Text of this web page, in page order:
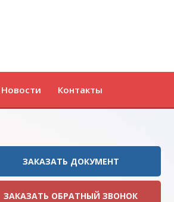
Новости Контакты
ЗАКАЗАТЬ ДОКУМЕНТ
ЗАКАЗАТЬ ОБРАТНЫЙ ЗВОНОК